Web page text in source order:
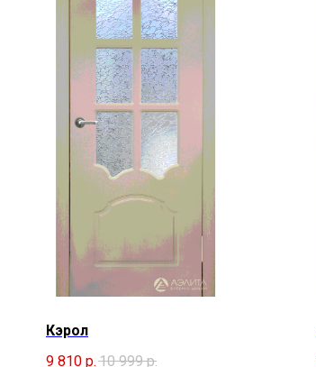
Кэрол
9 810 р. 10 999 р.